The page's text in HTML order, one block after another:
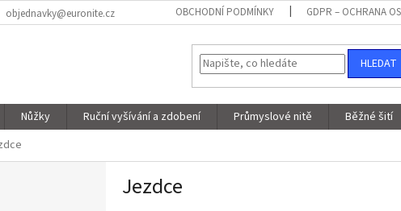
objednavky@euronite.cz OBCHODNÍ PODMÍNKY GDPR – OCHRANA
HLEDAT
Nůžky Ruční vyšívání a zdobení Průmyslové nitě Běžné šití
Jezdce